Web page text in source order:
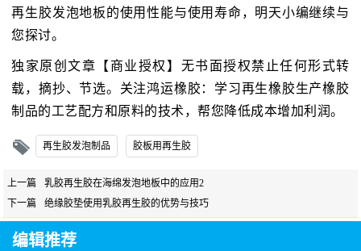
再生胶发泡地板的使用性能与使用寿命，明天小编继续与
您探讨。
独家原创文章【商业授权】无书面授权禁止任何形式转
载，摘抄、节选。关注鸿运橡胶：学习再生橡胶生产橡胶
制品的工艺配方和原料的技术，帮您降低成本增加利润。
再生胶发泡制品 胶板用再生胶
上一篇
乳胶再生胶在海绵发泡地板中的应用2
下一篇
绝缘胶垫使用乳胶再生胶的优势与技巧
编辑推荐